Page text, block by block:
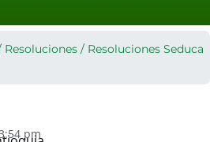
Resoluciones / Resoluciones Seduca
pm